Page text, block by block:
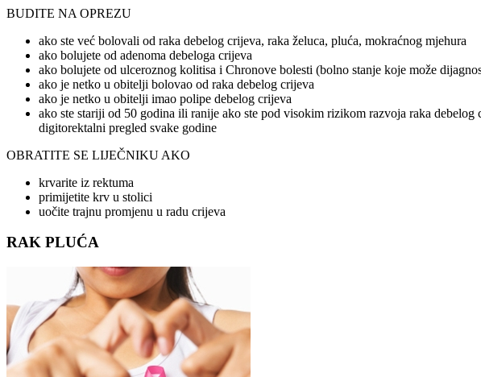
BUDITE NA OPREZU
ako ste već bolovali od raka debelog crijeva, raka želuca, pluća, mokraćnog mjehura
ako bolujete od adenoma debeloga crijeva
ako bolujete od ulceroznog kolitisa i Chronove bolesti (bolno stanje koje može
ako je netko u obitelji bolovao od raka debelog crijeva
ako je netko u obitelji imao polipe debelog crijeva
ako ste stariji od 50 godina ili ranije ako ste pod visokim rizikom razvoja raka
digitorektalni pregled svake godine
OBRATITE SE LIJEČNIKU AKO
krvarite iz rektuma
primijetite krv u stolici
uočite trajnu promjenu u radu crijeva
RAK PLUĆA